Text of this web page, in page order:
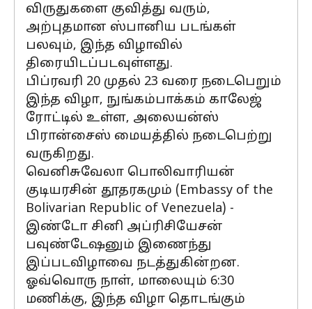
விருதுகளை குவித்து வரும்,
அற்புதமான ஸ்பானிய படங்கள்
பலவும், இந்த விழாவில்
திரையிடப்படவுள்ளது.
பிப்ரவரி 20 முதல் 23 வரை நடைபெறும்
இந்த விழா, நுங்கம்பாக்கம் காலேஜ்
ரோட்டில் உள்ள, அலையன்ஸ்
பிரான்சைஸ் மையத்தில் நடைபெற்று
வருகிறது.
வெனிசுவேலா பொலிவாரியன்
குடியரசின் தூதரகமும் (Embassy of the
Bolivarian Republic of Venezuela) -
இண்டோ சினி அப்ரிசியேசன்
பவுண்டேஷனும் இணைந்து
இப்படவிழாவை நடத்துகின்றன.
ஓவ்வொரு நாள், மாலையும் 6:30
மணிக்கு, இந்த விழா தொடங்கும்